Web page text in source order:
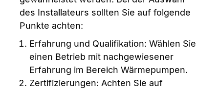
des Installateurs sollten Sie auf folgende
Punkte achten:
Erfahrung und Qualifikation: Wählen Sie
einen Betrieb mit nachgewiesener
Erfahrung im Bereich Wärmepumpen.
Zertifizierungen: Achten Sie auf